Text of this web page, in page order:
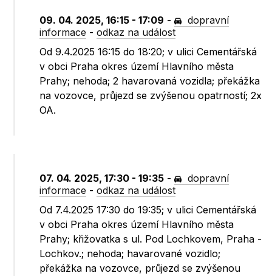
09. 04. 2025, 16:15 - 17:09 -
dopravní
informace -odkaz na událost
Od 9.4.2025 16:15 do 18:20; v ulici Cementářská
v obci Praha okres území Hlavního města
Prahy; nehoda; 2 havarovaná vozidla; překážka
na vozovce, průjezd se zvýšenou opatrností; 2x
OA.
07. 04. 2025, 17:30 - 19:35 -
dopravní
informace -odkaz na událost
Od 7.4.2025 17:30 do 19:35; v ulici Cementářská
v obci Praha okres území Hlavního města
Prahy; křižovatka s ul. Pod Lochkovem, Praha -
Lochkov.; nehoda; havarované vozidlo;
překážka na vozovce, průjezd se zvýšenou